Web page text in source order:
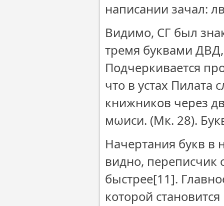
написании зачал:
Видимо, СГ был
тремя буквами
Подчеркивается
что в устах Пилата
книжников через
мωиси. (Мк. 28).
Начертания букв в
видно, переписчик
быстрее[11].
которой